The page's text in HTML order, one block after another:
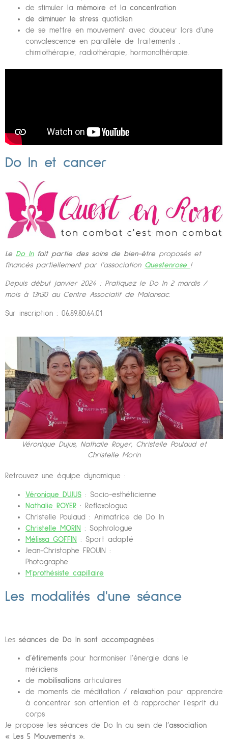
de stimuler la mémoire et la concentration
de diminuer le stress quotidien
de se mettre en mouvement avec douceur lors d’une
convalescence en parallèle de traitements :
chimiothérapie, radiothérapie, hormonothérapie.
Do In et cancer
Le Do Infait partie des soins de bien-êtreproposés et
financés partiellement par l’association Questenrose !
Depuis début janvier 2024 : Pratiquez le Do In 2 mardis /
mois à 13h30 au Centre Associatif de Malansac.
Sur inscription : 06.89.80.64.01
Véronique Dujus, Nathalie Royer, Christelle Poulaud et
Christelle Morin
Retrouvez une équipe dynamique :
Véronique DUJUS : Socio-esthéticienne
Nathalie ROYER : Reflexologue
Christelle Poulaud : Animatrice de Do In
Christelle MORIN
: Sophrologue
Mélissa GOFFIN
: Sport adapté
Jean-Christophe FROUIN :
Photographe
M’prothésiste capillaire
Les modalités d'une séance
Les séances de Do In sont accompagnées :
d’étirements pour harmoniser l’énergie dans le
méridiens
de mobilisations articulaires
de moments de méditation / relaxation pour apprendre
à concentrer son attention et à rapprocher l’esprit du
corps
Je propose les séances de Do In au sein de
l’association
« Les 5 Mouvements ».